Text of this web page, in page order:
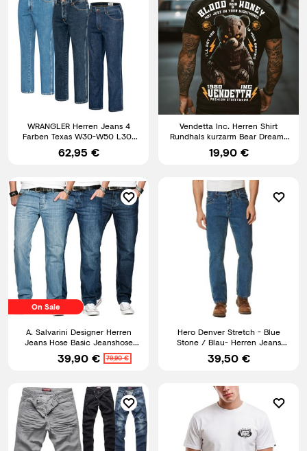
WRANGLER Herren Jeans 4
Farben Texas W30-W50 L30-
L36 Baumwolle
62,95 €
Vendetta Inc. Herren Shirt
Rundhals kurzarm Bear Dreams
schwarz VD-1427 Print
19,90 €
On Sale
A. Salvarini Designer Herren
Jeans Hose Basic Jeanshose
Comfort Fit gerades Bein
39,90 € 79,90 €
Hero Denver Stretch - Blue
Stone / Blau- Herren Jeans
Hose von STOOKER Brands
39,50 €